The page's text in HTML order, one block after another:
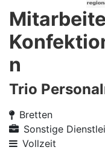
n
Trio
Bretten
Sonstige
Vollzeit